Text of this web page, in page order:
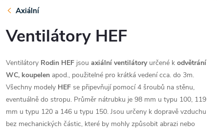
Axiální
Ventilátory HEF
Ventilátory Rodin HEF jsou axiální ventilátoryurčené k odvětrání
WC, koupelen apod., použitelné pro krátká vedení cca. do 3m.
Všechny modely HEF se připevňují pomocí 4 šroubů na stěnu,
eventuálně do stropu. Průměr nátrubku je 98 mm u typu 100, 119
mm u typu 120 a 146 u typu 150. Jsou určeny k dopravě vzduchu
bez mechanických částic, které by mohly způsobit abrazi nebo